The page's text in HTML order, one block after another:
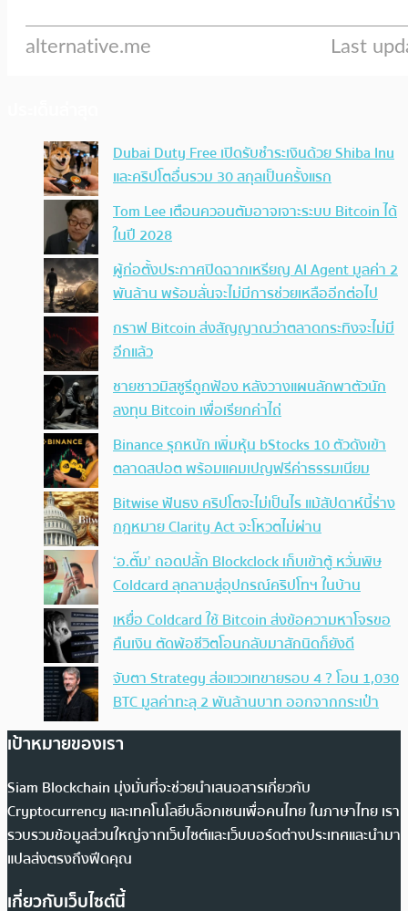
Dubai Duty Free เปิดรับชำระเงินด้วย Shiba Inu
และคริปโตอื่นรวม 30 สกุลเป็นครั้งแรก
Tom Lee เตือนควอนตัมอาจเจาะระบบ Bitcoin ได้
ในปี 2028
ผู้ก่อตั้งประกาศปิดฉากเหรียญ AI Agent มูลค่า 2
พันล้าน พร้อมลั่นจะไม่มีการช่วยเหลืออีกต่อไป
กราฟ Bitcoin ส่งสัญญาณว่าตลาดกระทิงจะไม่มี
อีกแล้ว
ชายชาวมิสซูรีถูกฟ้อง หลังวางแผนลักพาตัวนัก
ลงทุน Bitcoin เพื่อเรียกค่าไถ่
Binance รุกหนัก เพิ่มหุ้น bStocks 10 ตัวดังเข้า
ตลาดสปอต พร้อมแคมเปญฟรีค่าธรรมเนียม
Bitwise ฟันธง คริปโตจะไม่เป็นไร แม้สัปดาห์นี้ร่าง
กฎหมาย Clarity Act จะโหวตไม่ผ่าน
‘อ.ตั๊ม’ ถอดปลั้ก Blockclock เก็บเข้าตู้ หวั่นพิษ
Coldcard ลุกลามสู่อุปกรณ์คริปโทฯ ในบ้าน
เหยื่อ Coldcard ใช้ Bitcoin ส่งข้อความหาโจรขอ
คืนเงิน ตัดพ้อชีวิตโอนกลับมาสักนิดก็ยังดี
จับตา Strategy ส่อแววเทขายรอบ 4 ? โอน 1,030
BTC มูลค่าทะลุ 2 พันล้านบาท ออกจากกระเป๋า
เป้าหมายของเรา
Siam Blockchain มุ่งมั่นที่จะช่วยนำเสนอสารเกี่ยวกับ
Cryptocurrency และเทคโนโลยีบล็อกเชนเพื่อคนไทย ในภาษาไทย เรา
รวบรวมข้อมูลส่วนใหญ่จากเว็บไซต์และเว็บบอร์ดต่างประเทศและนำมา
แปลส่งตรงถึงฟีดคุณ
เกี่ยวกับเว็บไซต์นี้